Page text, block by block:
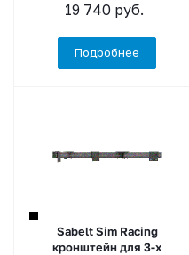
19 740руб.
Подробнее
Sabelt Sim Racing
кронштейн для 3-х